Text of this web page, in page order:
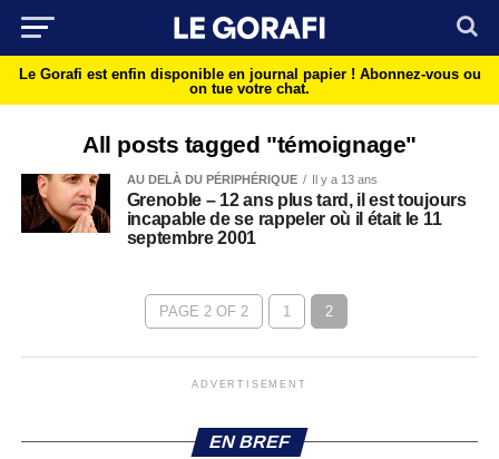
Le Gorafi est enfin disponible en journal papier ! Abonnez-vous ou
on tue votre chat.
All posts tagged "témoignage"
AU DELÀ DU PÉRIPHÉRIQUE Il y a 13 ans
Grenoble – 12 ans plus tard, il est toujours
incapable de se rappeler où il était le 11
septembre 2001
PAGE 2 OF 2 1 2
ADVERTISEMENT
EN BREF